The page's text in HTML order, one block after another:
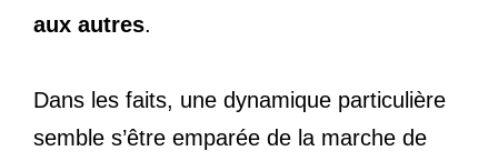
aux autres.
Dans les faits, une dynamique particulière
semble s’être emparée de la marche de